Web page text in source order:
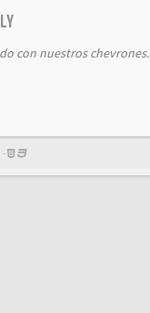
con nuestros chevrones.
-